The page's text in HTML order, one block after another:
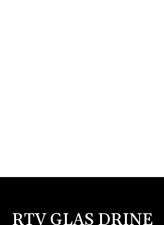
RTV GLAS DRINE